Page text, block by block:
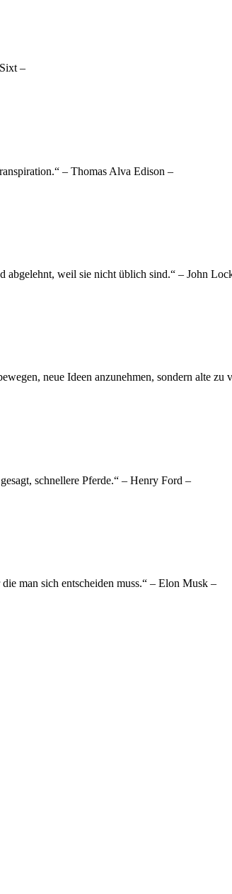
–
– Thomas Alva Edison –
abgelehnt, weil sie nicht üblich sind.“ – John
neue Ideen anzunehmen, sondern alte zu
schnellere Pferde.“ – Henry Ford –
man sich entscheiden muss.“ – Elon Musk –